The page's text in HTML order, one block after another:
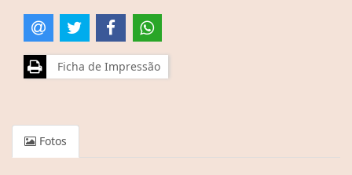
Ficha de Impressão
Fotos